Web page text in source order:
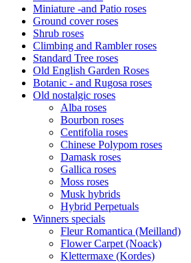
Miniature -and Patio roses
Ground cover roses
Shrub roses
Climbing and Rambler roses
Standard Tree roses
Old English Garden Roses
Botanic - and Rugosa roses
Old nostalgic roses
Alba roses
Bourbon roses
Centifolia roses
Chinese Polypom roses
Damask roses
Gallica roses
Moss roses
Musk hybrids
Hybrid Perpetuals
Winners specials
Fleur Romantica (Meilland)
Flower Carpet (Noack)
Klettermaxe (Kordes)